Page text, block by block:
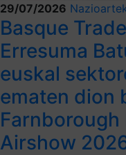
29/07/2026
Basque
Erresuma
euskal
ematen dion
Airshow